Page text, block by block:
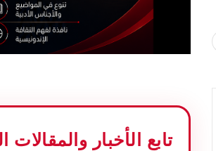
تابع الأخبار والمقالات